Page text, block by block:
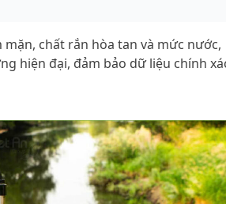
chất rắn hòa tan và mức nước,
hiện đại, đảm bảo dữ liệu chính